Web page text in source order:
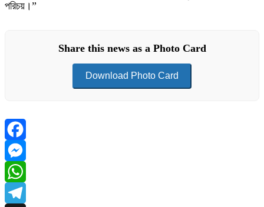
পরিচয়।”
Share this news as a Photo Card
Download Photo Card
Facebook
Messenger
WhatsApp